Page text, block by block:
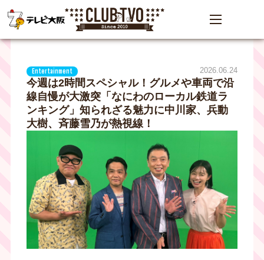
Entertainment 2026.06.24
今週は2時間スペシャル！グルメや車両で沿
線自慢が大激突「なにわのローカル鉄道ラ
ンキング」知られざる魅力に中川家、兵動
大樹、斉藤雪乃が熱視線！